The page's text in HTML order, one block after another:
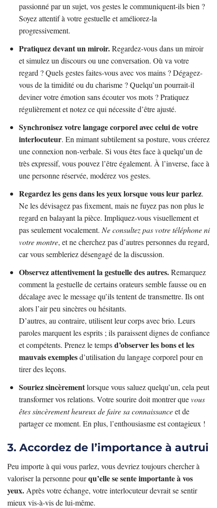
passionné par un sujet, vos gestes le communiquent-ils bien ?
Soyez attentif à votre gestuelle et améliorez-la
progressivement.
Pratiquez devant un miroir.Regardez-vous dans un miroir
et simulez un discours ou une conversation. Où va votre
regard ? Quels gestes faites-vous avec vos mains ? Dégagez-
vous de la timidité ou du charisme ? Quelqu’un pourrait-il
deviner votre émotion sans écouter vos mots ? Pratiquez
régulièrement et notez ce qui nécessite d’être ajusté.
Synchronisez votre langage corporel avec celui de votre
interlocuteur. En mimant subtilement sa posture, vous créerez
une connexion non-verbale. Si vous êtes face à quelqu’un de
très expressif, vous pouvez l’être également. À l’inverse, face à
une personne réservée, modérez vos gestes.
Regardez les gens dans les yeux lorsque vous leur parlez.
Ne les dévisagez pas fixement, mais ne fuyez pas non plus le
regard en balayant la pièce. Impliquez-vous visuellement et
pas seulement vocalement. Ne consultez pas votre téléphone ni
votre montre, et ne cherchez pas d’autres personnes du regard,
car vous sembleriez désengagé de la discussion.
Observez attentivement la gestuelle des autres.Remarquez
comment la gestuelle de certains orateurs semble fausse ou en
décalage avec le message qu’ils tentent de transmettre. Ils ont
alors l’air peu sincères ou hésitants.
D’autres, au contraire, utilisent leur corps avec brio. Leurs
paroles marquent les esprits ; ils paraissent dignes de confiance
et compétents. Prenez le tempsd’observer les bons et les
mauvais exemplesd’utilisation du langage corporel pour en
tirer des leçons.
Souriez sincèrementlorsque vous saluez quelqu’un, cela peut
transformer vos relations. Votre sourire doit montrer quevous
êtes sincèrement heureux de faire sa connaissanceet de
partager ce moment. En plus, l’enthousiasme est contagieux !
3. Accordez de l’importance à autrui
Peu importe à qui vous parlez, vous devriez toujours chercher à
valoriser la personne pourqu’elle se sente importante à vos
yeux. Après votre échange, votre interlocuteur devrait se sentir
mieux vis-à-vis de lui-même.